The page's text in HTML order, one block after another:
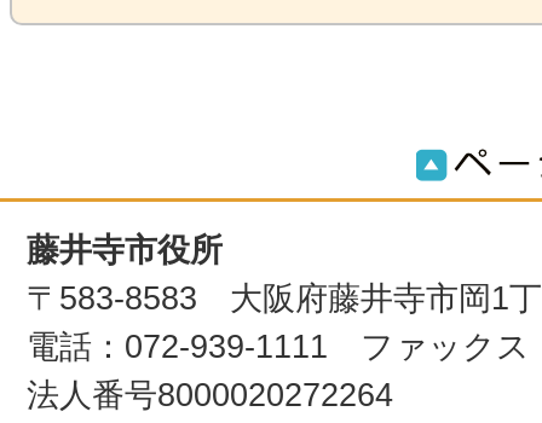
藤井寺市役所
〒583-8583 大阪府藤井寺市岡1
電話：072-939-1111 ファックス
法人番号8000020272264